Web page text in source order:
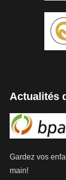
Actualités
Gardez vos
main!